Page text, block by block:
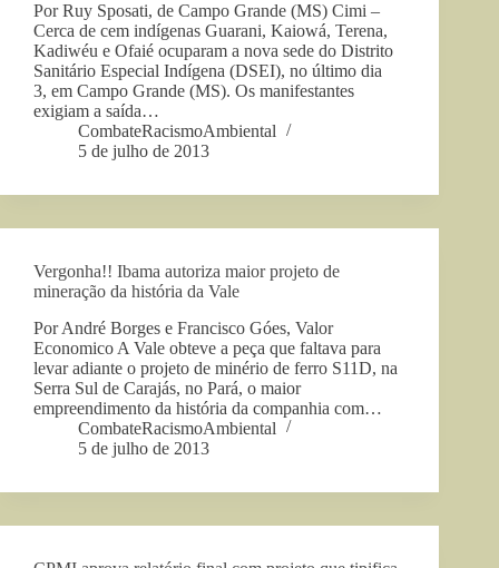
Por Ruy Sposati, de Campo Grande (MS) Cimi –
Cerca de cem indígenas Guarani, Kaiowá, Terena,
Kadiwéu e Ofaié ocuparam a nova sede do Distrito
Sanitário Especial Indígena (DSEI), no último dia
3, em Campo Grande (MS). Os manifestantes
exigiam a saída…
CombateRacismoAmbiental
5 de julho de 2013
Vergonha!! Ibama autoriza maior projeto de
mineração da história da Vale
Por André Borges e Francisco Góes, Valor
Economico A Vale obteve a peça que faltava para
levar adiante o projeto de minério de ferro S11D, na
Serra Sul de Carajás, no Pará, o maior
empreendimento da história da companhia com…
CombateRacismoAmbiental
5 de julho de 2013